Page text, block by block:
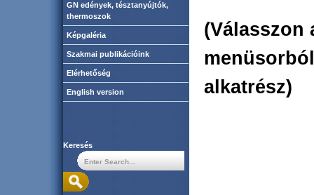
GN edények, tésztanyújtók,
thermoszok
Képgaléria
Szakmai publikációink
Elérhetőség
English version
Keresés
alkatrész)